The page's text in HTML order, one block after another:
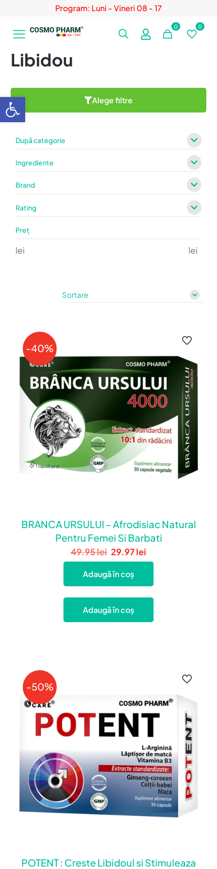
Program: Luni - Vineri 08 - 17
0 0
Libidou
Alege filtre
După categorie
Ingrediente
Brand
Rating
Preț
lei lei
-40%
BRANCA URSULUI – Afrodisiac Natural
Pentru Femei Si Barbati
49.95lei Prețul
inițial
a
fost:
49.95 lei.
29.97lei
curent
29.97 lei.
Adaugă în coș
Adaugă în coș
-50%
POTENT : Creste Libidoul si Stimuleaza
Deschide bara de unelte